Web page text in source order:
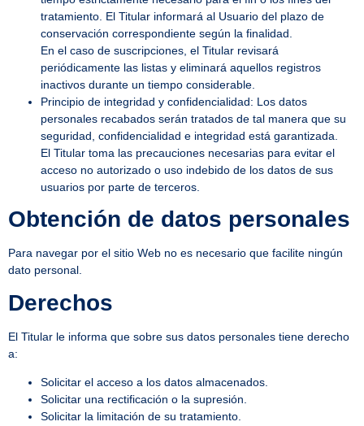
tratamiento. El Titular informará al Usuario del plazo de
conservación correspondiente según la finalidad.
En el caso de suscripciones, el Titular revisará
periódicamente las listas y eliminará aquellos registros
inactivos durante un tiempo considerable.
Principio de integridad y confidencialidad: Los datos
personales recabados serán tratados de tal manera que su
seguridad, confidencialidad e integridad está garantizada.
El Titular toma las precauciones necesarias para evitar el
acceso no autorizado o uso indebido de los datos de sus
usuarios por parte de terceros.
Obtención de datos personales
Para navegar por el sitio Web no es necesario que facilite ningún
dato personal.
Derechos
El Titular le informa que sobre sus datos personales tiene derecho
a:
Solicitar el acceso a los datos almacenados.
Solicitar una rectificación o la supresión.
Solicitar la limitación de su tratamiento.